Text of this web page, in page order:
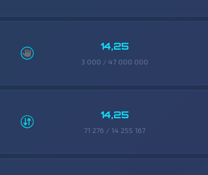
14,25
3 000 / 47 000 000
14,25
71 276 / 14 255 167